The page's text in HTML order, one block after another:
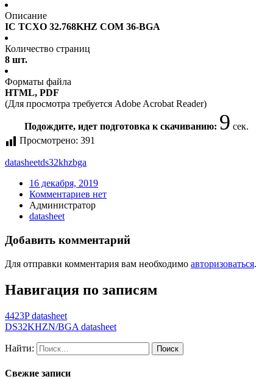
Описание
IC TCXO 32.768KHZ COM 36-BGA
Количество страниц
8 шт.
Форматы файла
HTML, PDF
(Для просмотра требуется Adobe Acrobat Reader)
Подождите, идет подготовка к скачиванию: 8 сек.
Просмотрено: 391
datasheetds32khzbga
16 декабря, 2019
Комментариев нет
Администратор
datasheet
Добавить комментарий
Для отправки комментария вам необходимо авторизоваться.
Навигация по записям
4423P datasheet
DS32KHZN/BGA datasheet
Найти:
Свежие записи